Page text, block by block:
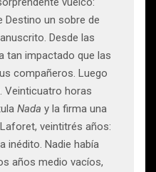
Destino un sobre de
Desde las
tan impactado que las
compañeros. Luego
Veinticuatro horas
Nada y la firma una
veintitrés años:
inédito. Nadie había
años medio vacíos,